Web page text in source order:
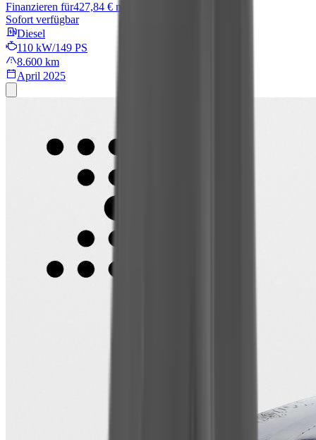
Finanzieren für427,84 € mtl.
Sofort verfügbar
Diesel
110 kW/149 PS
8.600 km
April 2025